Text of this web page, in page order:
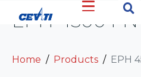
EPH 4500 FN
Home Products EPH